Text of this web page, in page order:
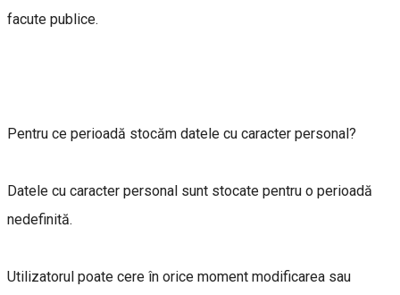
facute publice.
Pentru ce perioadă stocăm datele cu caracter personal?
Datele cu caracter personal sunt stocate pentru o perioadă
nedefinită.
Utilizatorul poate cere în orice moment modificarea sau